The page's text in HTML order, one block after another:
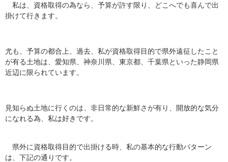
私は、資格取得の為なら、予算が許す限り、どこへでも喜んで出
掛けて行きます。
尤も、予算の都合上、過去、私が資格取得目的で県外遠征したこと
が有る土地は、愛知県、神奈川県、東京都、千葉県といった静岡県
近辺に限られています。
見知らぬ土地に行くのは、非日常的な新鮮さが有り、開放的な気分
になれる為、私は好きです。
県外に資格取得目的で出掛ける時、私の基本的な行動パターン
は、下記の通りです。